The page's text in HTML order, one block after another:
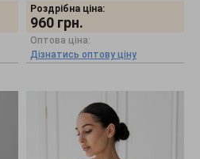
Роздрібна ціна:
960 грн.
Оптова ціна:
Дізнатись оптову ціну